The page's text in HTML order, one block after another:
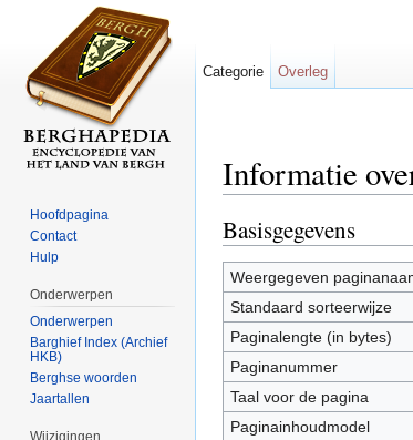
Informatie
Basisgegevens
Weergegeven
Standaard sorteerwijze
Paginalengte (in bytes)
Paginanummer
Taal voor de pagina
Paginainhoudmodel
Categorie Overleg
Hoofdpagina
Contact
Hulp
Onderwerpen
Onderwerpen
Barghief Index (Archief
HKB)
Berghse woorden
Jaartallen
Wijzigingen